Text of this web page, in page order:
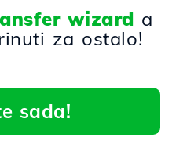
wizard a
za ostalo!
sada!